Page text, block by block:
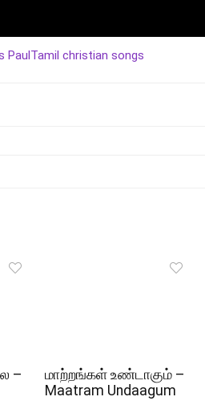
PaulTamil christian songs
–
மாற்றங்கள் உண்டாகும் –
Maatram Undaagum